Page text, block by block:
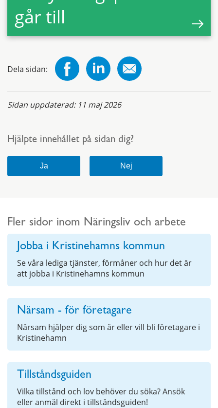
går till
Dela sidan:
Sidan uppdaterad: 11 maj 2026
Hjälpte innehållet på sidan dig?
Fler sidor inom Näringsliv och arbete
Jobba i Kristinehamns kommun
Se våra lediga tjänster, förmåner och hur det är
att jobba i Kristinehamns kommun
Närsam - för företagare
Närsam hjälper dig som är eller vill bli företagare i
Kristinehamn
Tillståndsguiden
Vilka tillstånd och lov behöver du söka? Ansök
eller anmäl direkt i tillståndsguiden!